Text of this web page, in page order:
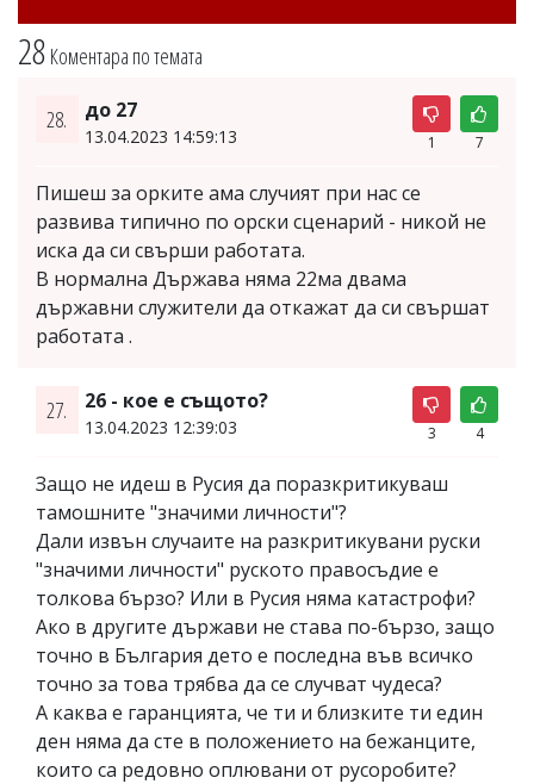
28 Коментара по темата
28. до 27
13.04.2023 14:59:13 1 7
Пишеш за орките ама случият при нас се
развива типично по орски сценарий - никой не
иска да си свърши работата.
В нормална Държава няма 22ма двама
държавни служители да откажат да си свършат
работата .
27. 26 - кое е същото?
13.04.2023 12:39:03 3 4
Защо не идеш в Русия да поразкритикуваш
тамошните "значими личности"?
Дали извън случаите на разкритикувани руски
"значими личности" руското правосъдие е
толкова бързо? Или в Русия няма катастрофи?
Ако в другите държави не става по-бързо, защо
точно в България дето е последна във всичко
точно за това трябва да се случват чудеса?
А каква е гаранцията, че ти и близките ти един
ден няма да сте в положението на бежанците,
които са редовно оплювани от русоробите?